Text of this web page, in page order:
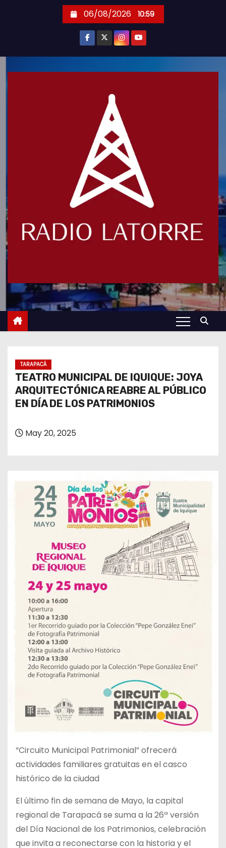
06/08/2026 10:59
TARAPACÁ
TEATRO MUNICIPAL DE IQUIQUE: JOYA
ARQUITECTÓNICA REABRE AL PÚBLICO
EN DÍA DE LOS PATRIMONIOS
May 20, 2025
“Circuito Municipal Patrimonial” ofrecerá
actividades familiares gratuitas en el casco
histórico de la ciudad
El último fin de semana de Mayo, la capital
regional de Tarapacá se suma a la 26ª versión
del Día Nacional de los Patrimonios, celebración
que invita a reconectarse con la historia y el